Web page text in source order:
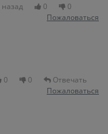
назад 0
0
Пожаловаться
0 0
Отвечать
Пожаловаться